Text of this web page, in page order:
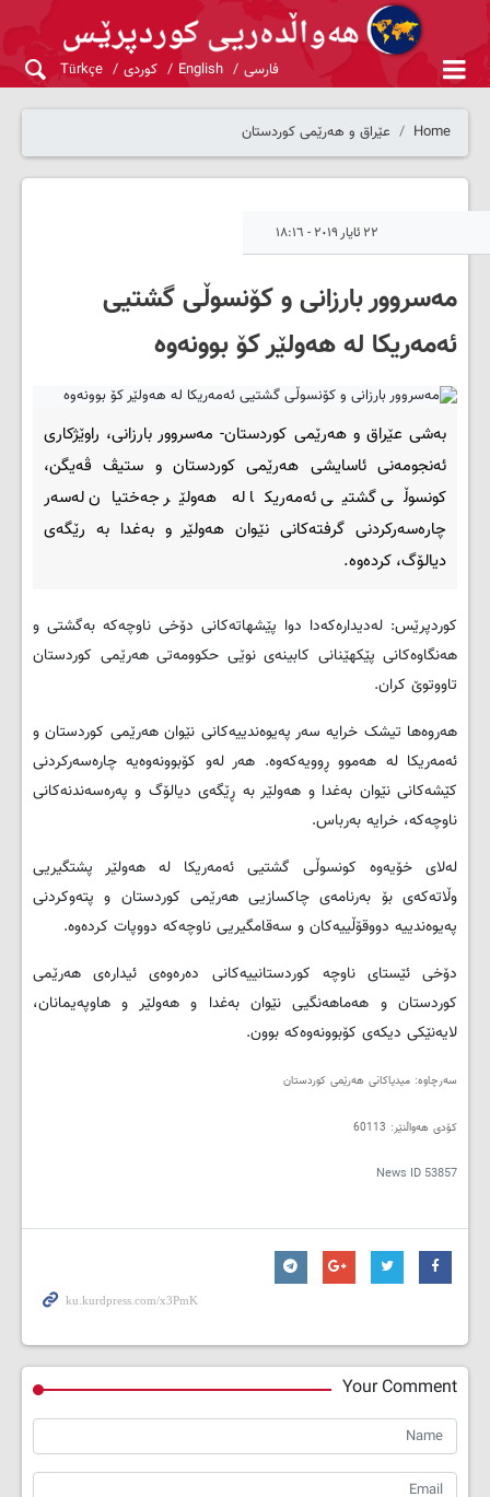
فارسی English کوردی Türkçe
Home عێراق و هەرێمی کوردستان
٢٢ ئایار ٢٠١٩ - ١٨:١٦
مه‌سروور بارزانی و كۆنسوڵی گشتیی
ئه‌مه‌ریكا له‌ هه‌ولێر کۆ بوونەوە
بەشی عێراق و هەرێمی کوردستان- مه‌سروور بارزانی، راوێژكاری
ئه‌نجومه‌نی ئاسایشی هه‌رێمی كوردستان و ستیڤ ڤه‌یگن،
كونسوڵی گشتیی ئه‌مه‌ریكا له‌ هه‌ولێر جه‌ختیان له‌سه‌ر
چاره‌سه‌ركردنی گرفته‌كانی نێوان هه‌ولێر و به‌غدا به‌ رێگه‌ی
دیالۆگ، كرده‌وه‌.
کوردپرێس: لەدیداره‌که‌دا دوا پێشهاته‌كانی دۆخی ناوچه‌كه‌ به‌گشتی و
هه‌نگاوه‌كانی پێكهێنانی كابینه‌ی نوێی حكوومه‌تی هه‌رێمی كوردستان
تاووتوێ كران.
هەروەها تیشک خرایە سەر په‌یوه‌ندییه‌كانی نێوان هه‌رێمی كوردستان و
ئه‌مه‌ریكا له‌ هه‌موو ڕوویه‌كه‌وه‌. هەر لەو کۆبوونەوەیە چاره‌سه‌ركردنی
كێشه‌كانی نێوان بەغدا و هەولێر به‌ ڕێگه‌ی دیالۆگ و په‌ره‌سه‌ندنه‌كانی
ناوچه‌كه‌، خرایە بەرباس.
لەلای خۆیەوە كونسوڵی گشتیی ئه‌مه‌ریكا له‌ هەولێر پشتگیریی
وڵاتەکەی بۆ بەرنامەی چاکسازیی هەرێمی کوردستان و پتەوکردنی
پەیوەندییە دووقۆڵییەکان و سەقامگیریی ناوچەکە دووپات کردەوە.
دۆخی ئێستای ناوچه‌ کوردستانییەکانی دەرەوەی ئیدارەی هەرێمی
کوردستان و هه‌ماهه‌نگیی نێوان به‌غدا و هه‌ولێر و هاوپه‌یمانان،
لایه‌نێكی دیكه‌ی كۆبوونه‌وه‌كه‌ بوون.
سەرچاوە: میدیاکانی هەرێمی کوردستان
کۆدی هەواڵنێر: 60113
News ID 53857
Your Comment